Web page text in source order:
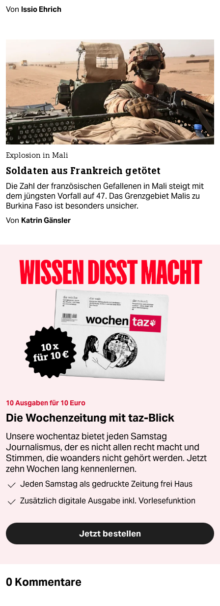
Von Issio Ehrich
Explosion in Mali
Soldaten aus Frankreich getötet
Die Zahl der französischen Gefallenen in Mali steigt mit
dem jüngsten Vorfall auf 47. Das Grenzgebiet Malis zu
Burkina Faso ist besonders unsicher.
Von Katrin Gänsler
10 Ausgaben für 10 Euro
Die Wochenzeitung mit taz-Blick
Unsere wochentaz bietet jeden Samstag
Journalismus, der es nicht allen recht macht und
Stimmen, die woanders nicht gehört werden. Jetzt
zehn Wochen lang kennenlernen.
Jeden Samstag als gedruckte Zeitung frei Haus
Zusätzlich digitale Ausgabe inkl. Vorlesefunktion
Jetzt bestellen
0 Kommentare